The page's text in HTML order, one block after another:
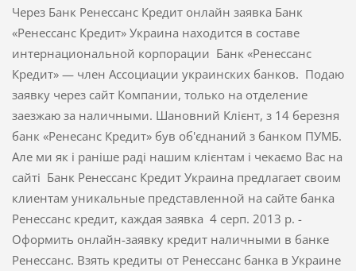
Через Банк Ренессанс Кредит онлайн заявка Банк
«Ренессанс Кредит» Украина находится в составе
интернациональной корпорации Банк «Ренессанс
Кредит» — член Ассоциации украинских банков. Подаю
заявку через сайт Компании, только на отделение
заезжаю за наличными. Шановний Клієнт, з 14 березня
банк «Ренесанс Кредит» був об'єднаний з банком ПУМБ.
Але ми як і раніше раді нашим клієнтам і чекаємо Вас на
сайті Банк Ренессанс Кредит Украина предлагает своим
клиентам уникальные представленной на сайте банка
Ренессанс кредит, каждая заявка 4 серп. 2013 р. -
Оформить онлайн-заявку кредит наличными в банке
Ренессанс. Взять кредиты от Ренессанс банка в Украине